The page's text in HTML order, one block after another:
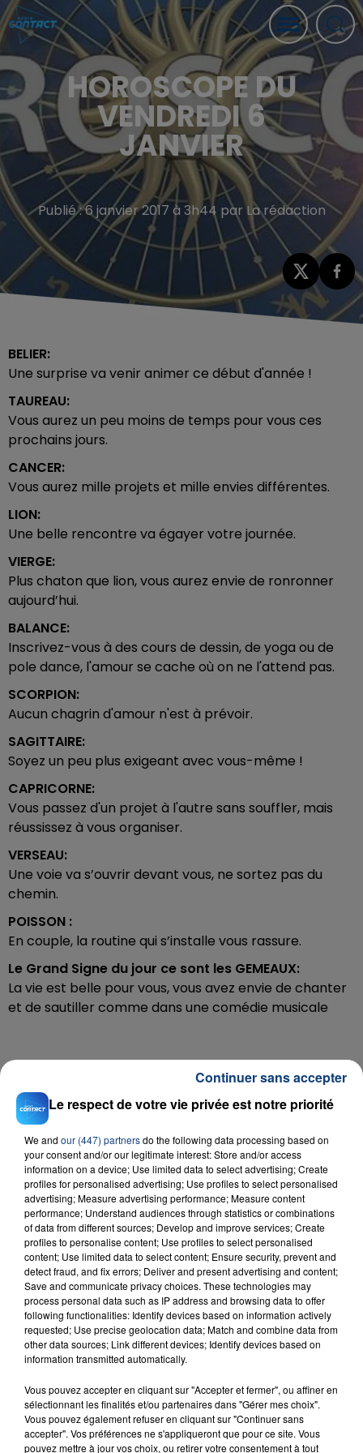
HOROSCOPE DU
VENDREDI 6
JANVIER
Publié : 6 janvier 2017 à 3h44 par La rédaction
BELIER:
Une surprise va venir animer ce début d'année !
TAUREAU:
Vous aurez un peu moins de temps pour vous ces
prochains jours.
CANCER:
Vous aurez mille projets et mille envies différentes.
LION:
Une belle rencontre va égayer votre journée.
VIERGE:
Plus chaton que lion, vous aurez envie de ronronner
aujourd’hui.
BALANCE:
Inscrivez-vous à des cours de dessin, de yoga ou de
pole dance, l'amour se cache où on ne l'attend pas.
SCORPION:
Aucun chagrin d'amour n'est à prévoir.
SAGITTAIRE:
Soyez un peu plus exigeant avec vous-même !
CAPRICORNE:
Vous passez d'un projet à l'autre sans souffler, mais
réussissez à vous organiser.
VERSEAU:
Une voie va s’ouvrir devant vous, ne sortez pas du
chemin.
POISSON :
En couple, la routine qui s’installe vous rassure.
Le Grand Signe du jour ce sont les GEMEAUX:
La vie est belle pour vous, vous avez envie de chanter
et de sautiller comme dans une comédie musicale
RIHANNA
FIL D'ACTU
23 juillet 2026
Le respect de votre vie privée est notre priorité
We and our (447) partnersdo the following data processing based on
your consent and/or our legitimate interest: Store and/or access
information on a device; Use limited data to select advertising; Create
profiles for personalised advertising; Use profiles to select personalised
advertising; Measure advertising performance; Measure content
performance; Understand audiences through statistics or combinations
of data from different sources; Develop and improve services; Create
profiles to personalise content; Use profiles to select personalised
content; Use limited data to select content; Ensure security, prevent and
detect fraud, and fix errors; Deliver and present advertising and content;
Save and communicate privacy choices. These technologies may
process personal data such as IP address and browsing data to offer
following functionalities: Identify devices based on information actively
requested; Use precise geolocation data; Match and combine data from
other data sources; Link different devices; Identify devices based on
information transmitted automatically.
Vous pouvez accepter en cliquant sur "Accepter et fermer", ou affiner en
sélectionnant les finalités et/ou partenaires dans "Gérer mes choix".
Vous pouvez également refuser en cliquant sur "Continuer sans
accepter". Vos préférences ne s'appliqueront que pour ce site. Vous
pouvez mettre à jour vos choix, ou retirer votre consentement à tout
Continuer sans accepter